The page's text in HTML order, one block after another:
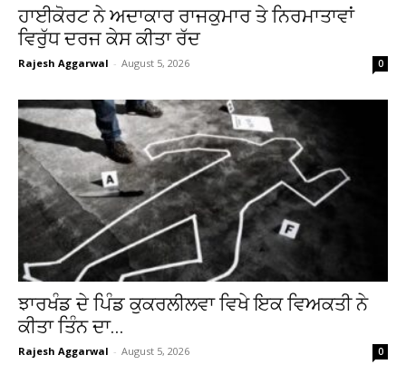
ਹਾਈਕੋਰਟ ਨੇ ਅਦਾਕਾਰ ਰਾਜਕੁਮਾਰ ਤੇ ਨਿਰਮਾਤਾਵਾਂ
ਵਿਰੁੱਧ ਦਰਜ ਕੇਸ ਕੀਤਾ ਰੱਦ
Rajesh Aggarwal - August 5, 2026 0
ਝਾਰਖੰਡ ਦੇ ਪਿੰਡ ਕੁਕਰਲੀਲਵਾ ਵਿਖੇ ਇਕ ਵਿਅਕਤੀ ਨੇ
ਕੀਤਾ ਤਿੰਨ ਦਾ...
Rajesh Aggarwal - August 5, 2026 0